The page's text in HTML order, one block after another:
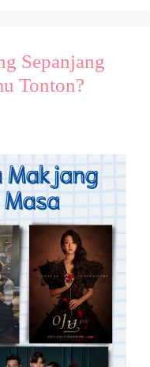
Sepanjang
Tonton?